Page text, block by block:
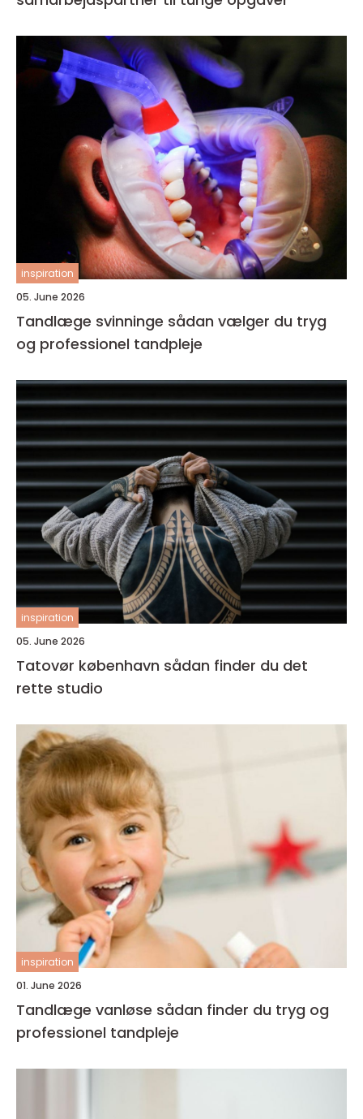
inspiration
05. June 2026
Tandlæge svinninge sådan vælger du tryg
og professionel tandpleje
inspiration
05. June 2026
Tatovør københavn sådan finder du det
rette studio
inspiration
01. June 2026
Tandlæge vanløse sådan finder du tryg og
professionel tandpleje